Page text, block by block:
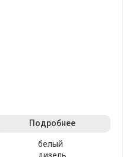
белый
дизель
Подробнее